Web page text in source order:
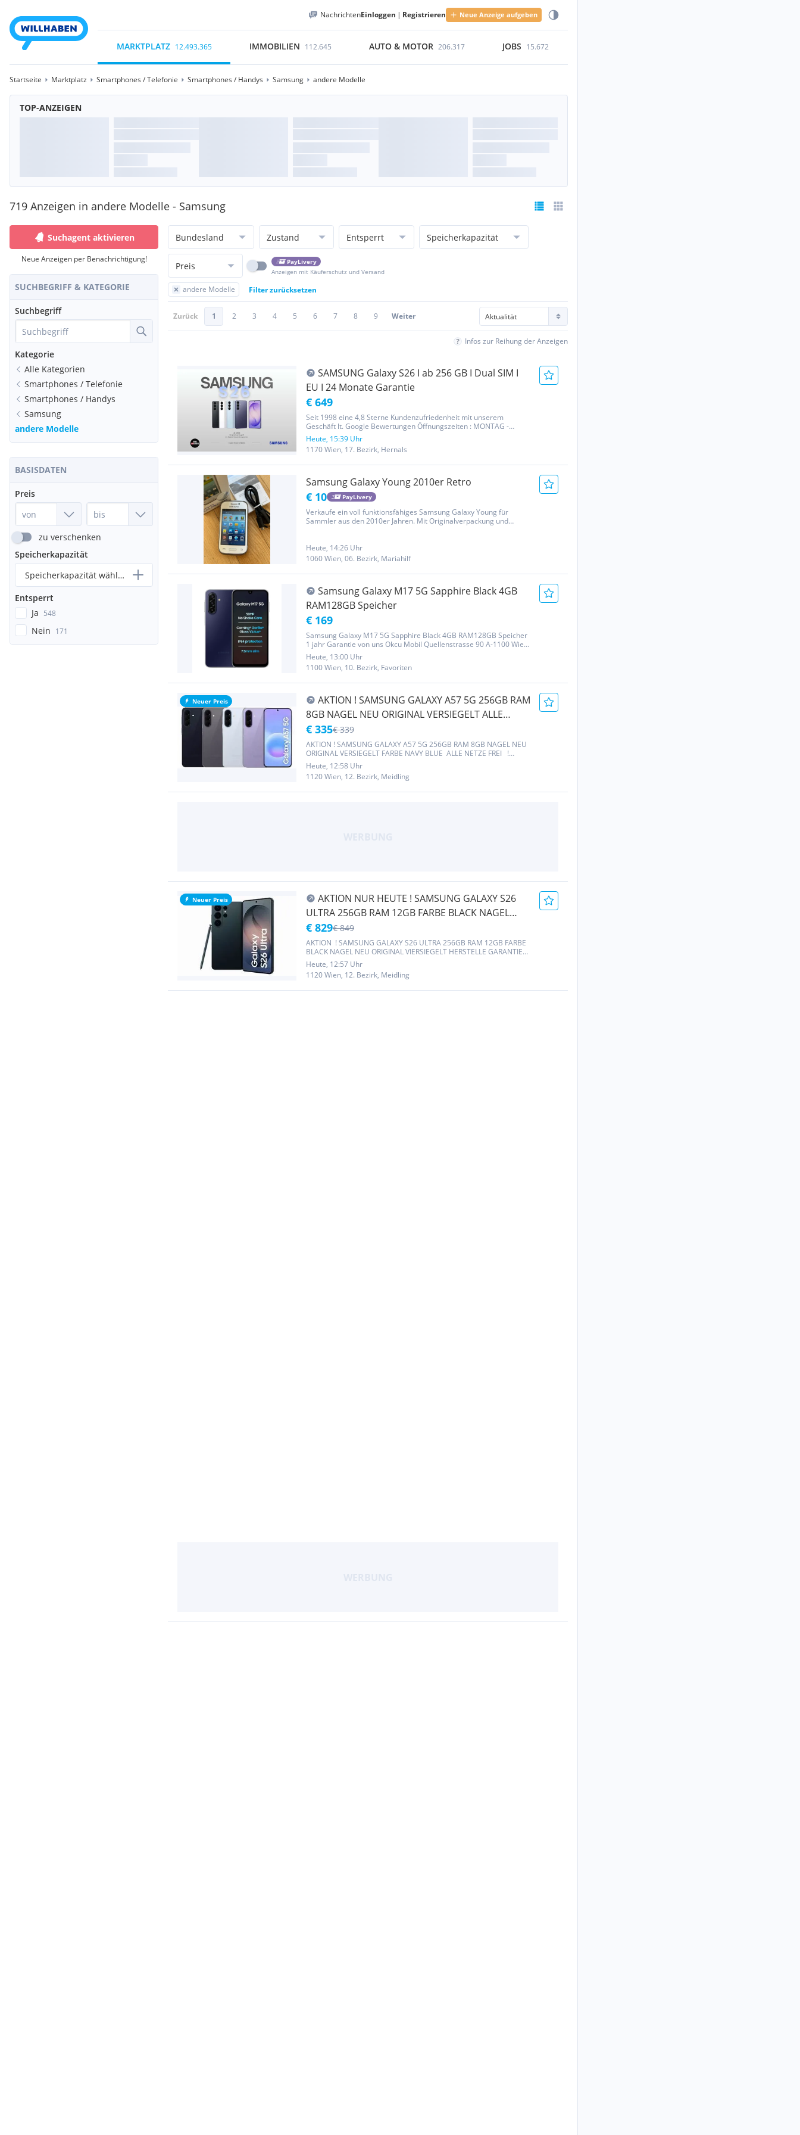
NachrichtenEinloggen | Registrieren Neue Anzeige aufgeben
MARKTPLATZ 12.493.365 IMMOBILIEN 112.645 AUTO & MOTOR 206.317 JOBS 15.672
Startseite Marktplatz Smartphones / Telefonie Smartphones / Handys Samsung andere Modelle
TOP-ANZEIGEN
719 Anzeigen in andere Modelle - Samsung
Suchagent aktivieren
Neue Anzeigen per Benachrichtigung!
SUCHBEGRIFF & KATEGORIE
Suchbegriff
Kategorie
Alle Kategorien
Smartphones / Telefonie
Smartphones / Handys
Samsung
andere Modelle
BASISDATEN
Preis
zu verschenken
Speicherkapazität
Speicherkapazität wählen...
Entsperrt
Ja 548
Nein 171
Bundesland Zustand Entsperrt Speicherkapazität
Preis
PayLivery
Anzeigen mit Käuferschutz und Versand
andere Modelle Filter zurücksetzen
Zurück 1 2 3 4 5 6 7 8 9 Weiter
Infos zur Reihung der Anzeigen
SAMSUNG Galaxy S26 I ab 256 GB I Dual SIM I
EU I 24 Monate Garantie
€ 649
Seit 1998 eine 4,8 Sterne Kundenzufriedenheit mit unserem
Geschäft lt. Google Bewertungen Öffnungszeiten : MONTAG -
FREITAG : 09:00 - 19:00 Uhr SAMSTAG: 09:00 - 16:00 Uhr Hernalser
Hauptstraße 135 |1170 Wien, Hernals FARBE AUSWÄHLEN-
verschiedene Farben...
Heute, 15:39 Uhr
1170 Wien, 17. Bezirk, Hernals
Samsung Galaxy Young 2010er Retro
€ 10 PayLivery
Verkaufe ein voll funktionsfähiges Samsung Galaxy Young für
Sammler aus den 2010er Jahren. Mit Originalverpackung und
Heute, 14:26 Uhr
1060 Wien, 06. Bezirk, Mariahilf
Samsung Galaxy M17 5G Sapphire Black 4GB
RAM128GB Speicher
€ 169
Samsung Galaxy M17 5G Sapphire Black 4GB RAM128GB Speicher
1 jahr Garantie von uns Okcu Mobil Quellenstrasse 90 A-1100 Wien
Öffnungszeiten MO - Sa : 10.00 - 19.00
Heute, 13:00 Uhr
1100 Wien, 10. Bezirk, Favoriten
Neuer Preis
AKTION ! SAMSUNG GALAXY A57 5G 256GB RAM
8GB NAGEL NEU ORIGINAL VERSIEGELT ALLE
FARBE ALLE NETZE FREI ! HANDYSHOP- MEIDLING
€ 335€ 339
AKTION ! SAMSUNG GALAXY A57 5G 256GB RAM 8GB NAGEL NEU
ORIGINAL VERSIEGELT FARBE NAVY BLUE ALLE NETZE FREI !
HANDYSHOP- MEIDLING
Heute, 12:58 Uhr
1120 Wien, 12. Bezirk, Meidling
Neuer Preis
AKTION NUR HEUTE ! SAMSUNG GALAXY S26
ULTRA 256GB RAM 12GB FARBE BLACK NAGEL
NEU ORIGINAL VIERSIEGELT ALLE NETZE FREI !
HANDYSHOP- MEIDLING
€ 829€ 849
AKTION ! SAMSUNG GALAXY S26 ULTRA 256GB RAM 12GB FARBE
BLACK NAGEL NEU ORIGINAL VIERSIEGELT HERSTELLE GARANTIE
ALLE NETZE FREI ! HANDYSHOP- MEIDLING
Heute, 12:57 Uhr
1120 Wien, 12. Bezirk, Meidling